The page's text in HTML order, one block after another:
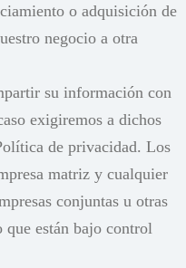
o adquisición de
negocio a otra
su información con
exigiremos a dichos
de privacidad. Los
matriz y cualquier
conjuntas u otras
que están bajo control